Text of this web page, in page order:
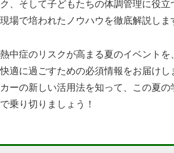
ク、そして子どもたちの体調管理に役
現場で培われたノウハウを徹底解説しま
熱中症のリスクが高まる夏のイベント
快適に過ごすための必須情報をお届け
カーの新しい活用法を知って、この夏
で乗り切りましょう！